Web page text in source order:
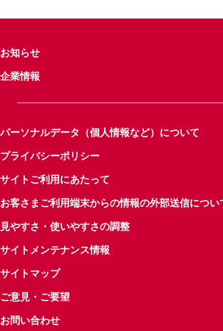
お知らせ
企業情報
パーソナルデータ（個人情報など）について
プライバシーポリシー
サイトご利用にあたって
お客さまご利用端末からの情報の外部送信につい
見やすさ・使いやすさの調整
サイトメンテナンス情報
サイトマップ
ご意見・ご要望
お問い合わせ